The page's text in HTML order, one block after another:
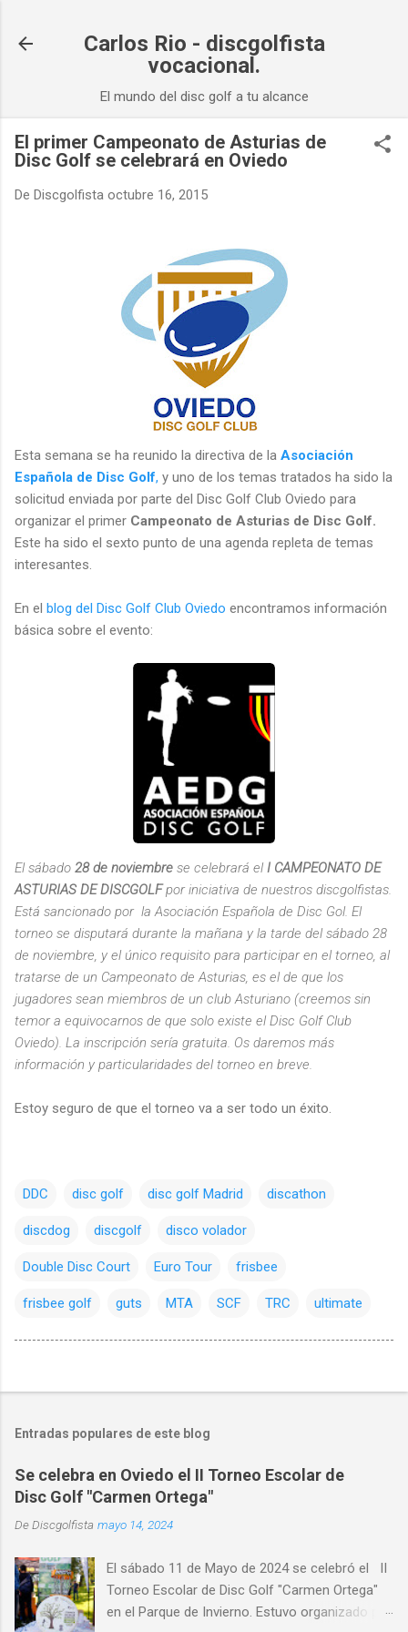
Carlos Rio - discgolfista
vocacional.
El mundo del disc golf a tu alcance
El primer Campeonato de Asturias de
Disc Golf se celebrará en Oviedo
De Discgolfista octubre 16, 2015
Esta semana se ha reunido la directiva de la Asociación
Española de Disc Golf, y uno de los temas tratados ha sido la
solicitud enviada por parte del Disc Golf Club Oviedo para
organizar el primer Campeonato de Asturias de Disc Golf.
Este ha sido el sexto punto de una agenda repleta de temas
interesantes.
En el blog del Disc Golf Club Oviedo encontramos información
básica sobre el evento:
El sábado 28 de noviembre se celebrará elI CAMPEONATO DE
ASTURIAS DE DISCGOLFpor iniciativa de nuestros discgolfistas.
Está sancionado por la Asociación Española de Disc Gol. El
torneo se disputará durante la mañana y la tarde del sábado 28
de noviembre, y el único requisito para participar en el torneo, al
tratarse de un Campeonato de Asturias, es el de que los
jugadores sean miembros de un club Asturiano (creemos sin
temor a equivocarnos de que solo existe el Disc Golf Club
Oviedo). La inscripción sería gratuita. Os daremos más
información y particularidades del torneo en breve.
Estoy seguro de que el torneo va a ser todo un éxito.
DDC disc golf disc golf Madrid discathon
discdog discgolf disco volador
Double Disc Court Euro Tour frisbee
frisbee golf guts MTA SCF TRC ultimate
Entradas populares de este blog
Se celebra en Oviedo el II Torneo Escolar de
Disc Golf "Carmen Ortega"
DeDiscgolfista mayo 14, 2024
El sábado 11 de Mayo de 2024 se celebró el II
Torneo Escolar de Disc Golf "Carmen Ortega"
en el Parque de Invierno. Estuvo organizado por